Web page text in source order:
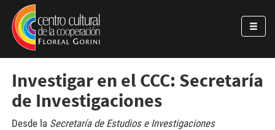
Pasar al contenido principal
Jump to main content
Investigar en el CCC: Secretaría
de Investigaciones
Desde la Secretaría de Estudios e Investigaciones